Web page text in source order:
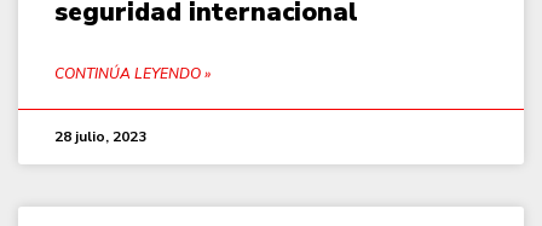
seguridad internacional
CONTINÚA LEYENDO »
28 julio, 2023